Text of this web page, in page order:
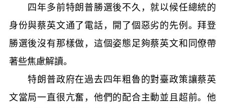
四年多前特朗普勝選後不久，就以候任總統的
身份與蔡英文通了電話，開了個惡劣的先例。拜登
勝選後沒有那樣做，這個姿態足夠蔡英文和同僚帶
著些焦慮解讀。
特朗普政府在過去四年粗魯的對臺政策讓蔡英
文當局一直很亢奮，他們的配合主動並且超前。他